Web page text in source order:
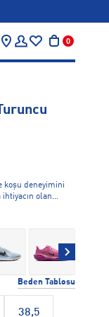
0
koşu deneyimini
olan
köpük orta
sayesinde her
alabilir, hafif
olur. Topuk
yastıklama
enerji geri dönüşü
mükemmel
Beden Tablosu
38,5